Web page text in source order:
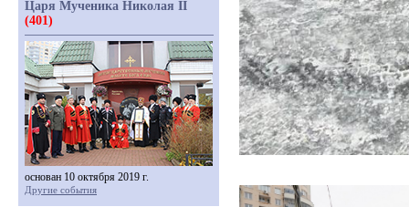
Царя Мученика Николая II
(401)
основан 10 октября 2019 г.
Другие события